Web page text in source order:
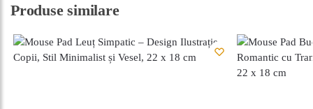
Produse similare